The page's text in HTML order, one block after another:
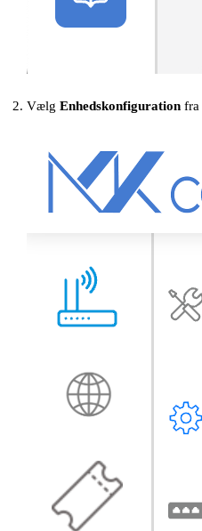
VælgEnhedskonfiguration fra